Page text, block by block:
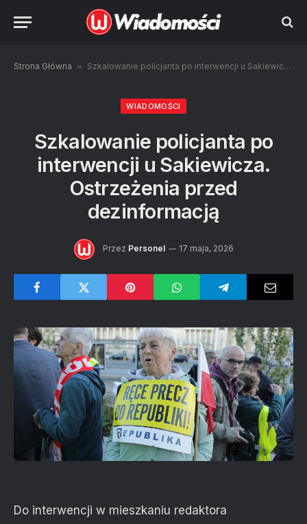
Strona Główna » Szkalowanie policjanta po interwencji u Sakiewicza. Ostrzeżenia przed dezinformacją
WIADOMOŚCI
Szkalowanie policjanta po
interwencji u Sakiewicza.
Ostrzeżenia przed
dezinformacją
Przez Personel 17 maja, 2026
Do interwencji w mieszkaniu redaktora